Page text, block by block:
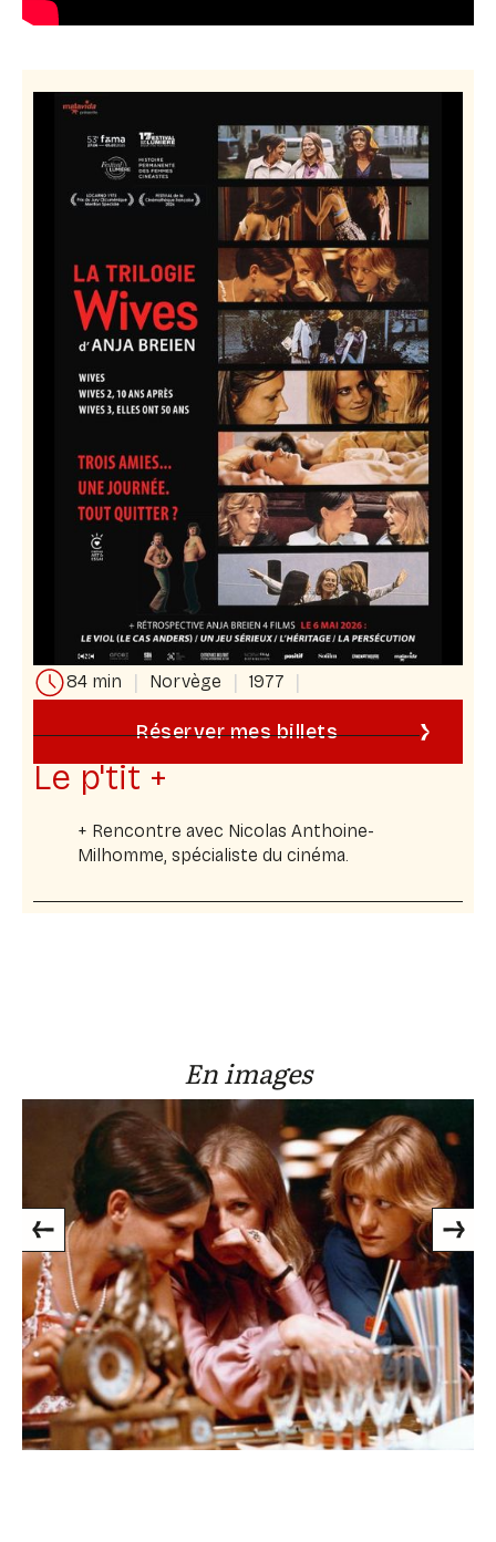
84 min | Norvège | 1977 |
Réserver mes billets
Le p'tit +
+ Rencontre avec Nicolas Anthoine-
Milhomme, spécialiste du cinéma.
En images
Previous Next